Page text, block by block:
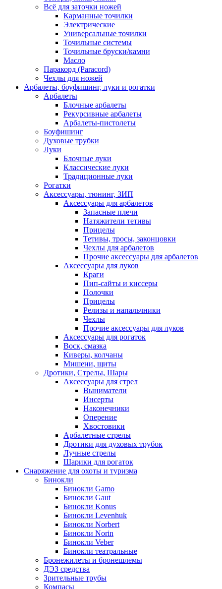
Всё для заточки ножей
Карманные точилки
Электрические
Универсальные точилки
Точильные системы
Точильные бруски/камни
Масло
Паракорд (Paracord)
Чехлы для ножей
Арбалеты, боуфишинг, луки и рогатки
Арбалеты
Блочные арбалеты
Рекурсивные арбалеты
Арбалеты-пистолеты
Боуфишинг
Духовые трубки
Луки
Блочные луки
Классические луки
Традиционные луки
Рогатки
Аксессуары, тюнинг, ЗИП
Аксессуары для арбалетов
Запасные плечи
Натяжители тетивы
Прицелы
Тетивы, тросы, законцовки
Чехлы для арбалетов
Прочие аксессуары для арбалетов
Аксессуары для луков
Краги
Пип-сайты и киссеры
Полочки
Прицелы
Релизы и напальчники
Чехлы
Прочие аксессуары для луков
Аксессуары для рогаток
Воск, смазка
Киверы, колчаны
Мишени, щиты
Дротики, Стрелы, Шары
Аксессуары для стрел
Выниматели
Инсерты
Наконечники
Оперение
Хвостовики
Арбалетные стрелы
Дротики для духовых трубок
Лучные стрелы
Шарики для рогаток
Снаряжение для охоты и туризма
Бинокли
Бинокли Gamo
Бинокли Gaut
Бинокли Konus
Бинокли Levenhuk
Бинокли Norbert
Бинокли Norin
Бинокли Veber
Бинокли театральные
Бронежилеты и бронешлемы
ДЭЗ средства
Зрительные трубы
Компасы